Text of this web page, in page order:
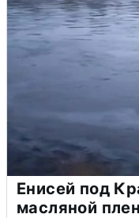
Енисей под
масляной